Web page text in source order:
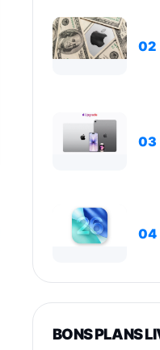
02
03
04
BONS PLANS